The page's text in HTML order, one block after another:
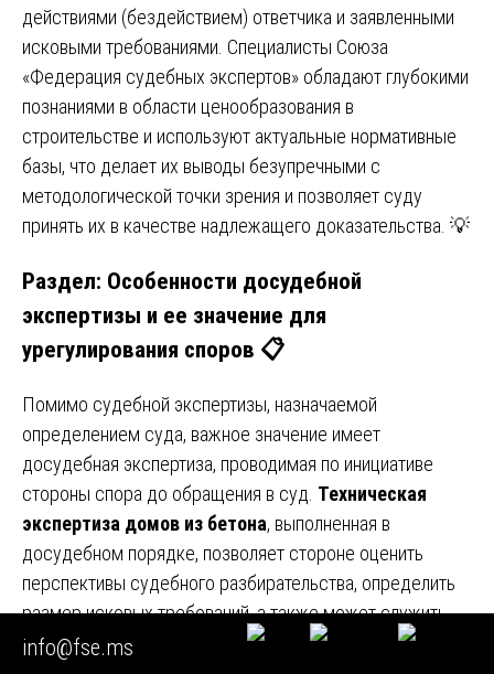
действиями (бездействием) ответчика и заявленными
исковыми требованиями. Специалисты Союза
«Федерация судебных экспертов» обладают глубокими
познаниями в области ценообразования в
строительстве и используют актуальные нормативные
базы, что делает их выводы безупречными с
методологической точки зрения и позволяет суду
принять их в качестве надлежащего доказательства. 💡
Раздел: Особенности досудебной
экспертизы и ее значение для
урегулирования споров 📋
Помимо судебной экспертизы, назначаемой
определением суда, важное значение имеет
досудебная экспертиза, проводимая по инициативе
стороны спора до обращения в суд. Техническая
экспертиза домов из бетона, выполненная в
досудебном порядке, позволяет стороне оценить
перспективы судебного разбирательства, определить
размер исковых требований, а также может служить
основанием для направления претензии и
info@fse.ms